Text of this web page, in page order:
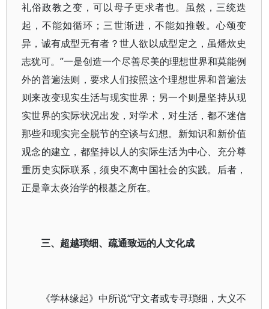
礼俗政教之变，可以母子更求者也。虽然，三统迭
起，不能如循环；三世渐进，不能如推毂。心颂变
异，诚有成型无有者？世人欲以成型定之，虽燔炊史
志犹可。”一是创造一个尽善尽美的理想世界和莫能例
外的普遍法则，要求人们按照这个理想世界和普遍法
则来改变现实生活与现实世界；另一个则是坚持从现
实世界的实际状况出发，对学术，对生活，都不迷信
那些和现实完全脱节的空谈与幻想。新知识和新价值
观念的建立，都坚持以人的实际生活为中心、充分尊
重历史实际联系，须臾不离中国社会的实践。后者，
正是章太炎治学的根基之所在。
三、超越琐细、疏通致远的人文化成
《学林缘起》中所说“守文者或专寻琐细，大义不